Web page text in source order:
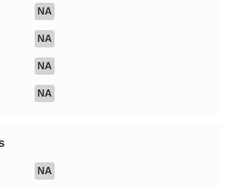
NA
NA
NA
NA
NA